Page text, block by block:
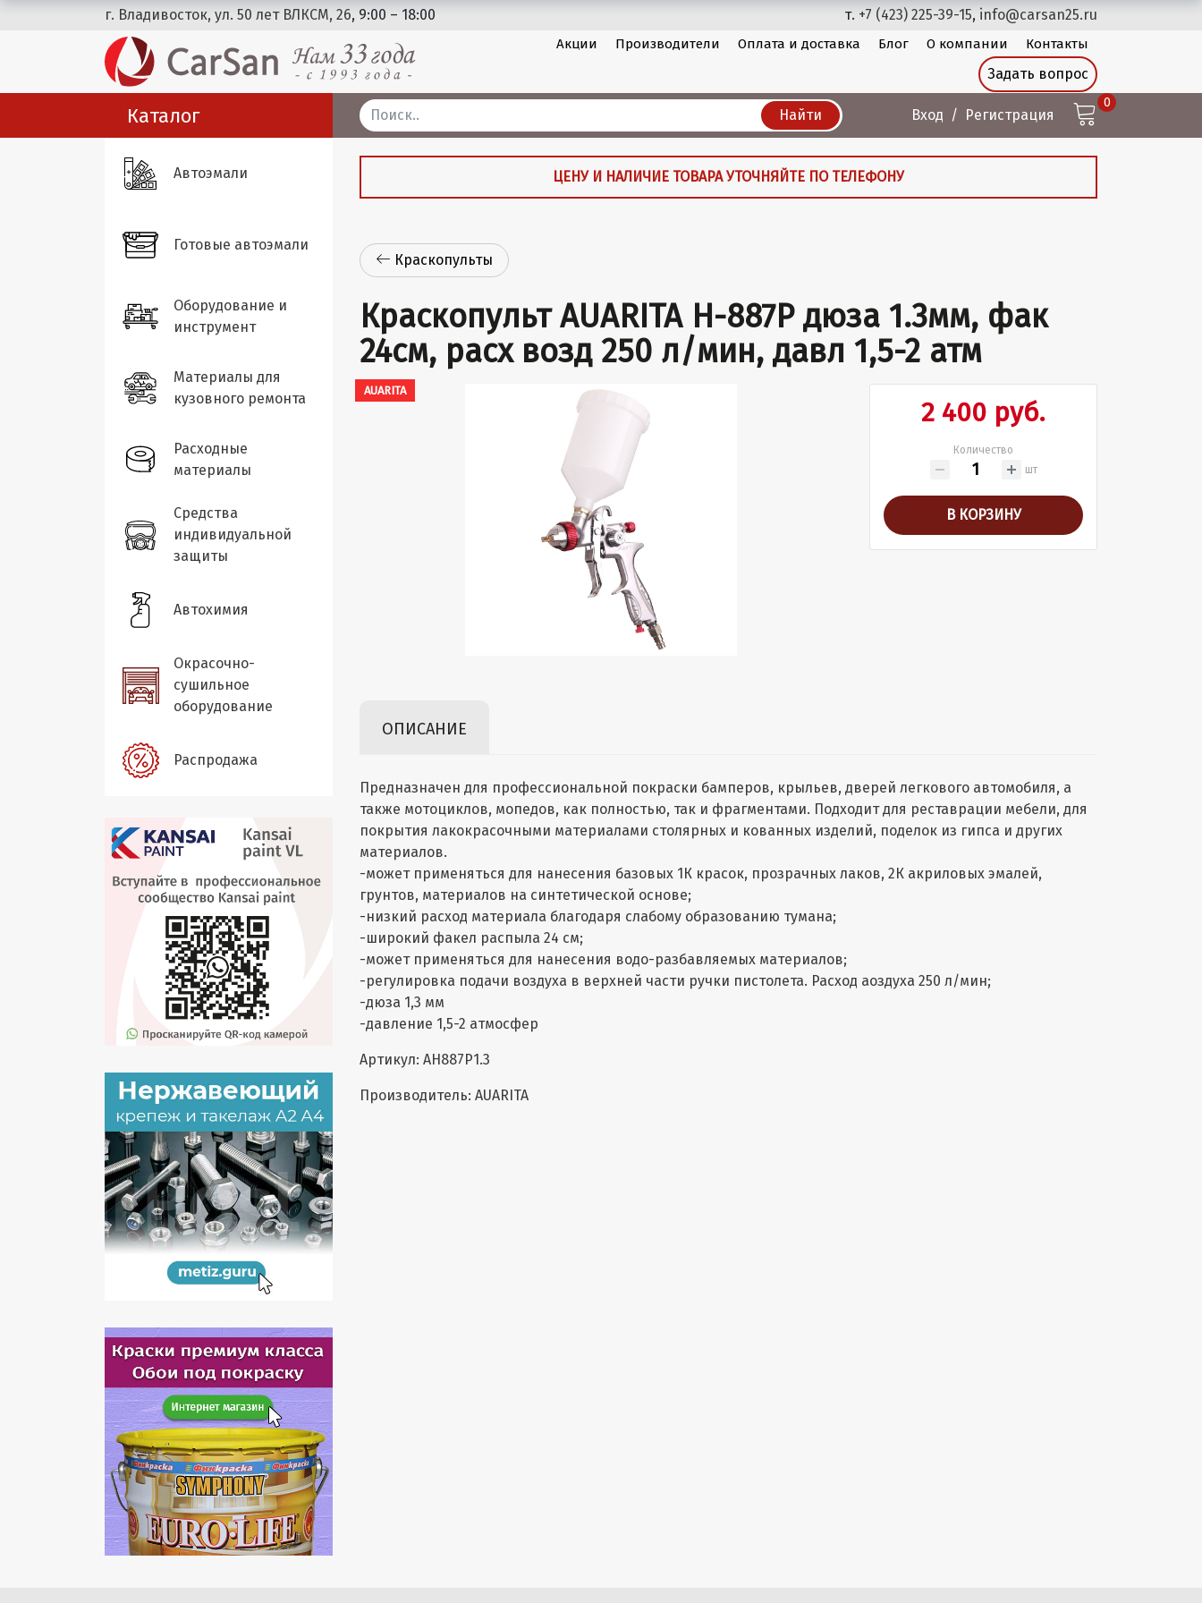
г. Владивосток, ул. 50 лет ВЛКСМ, 26, 9:00 – 18:00 т. +7 (423) 225-39-15, info@carsan25.ru
Акции Производители Оплата и доставка Блог О компании Контакты
Задать вопрос
Каталог Найти Вход Регистрация
0
Автоэмали
Готовые автоэмали
Оборудование и
инструмент
Материалы для
кузовного ремонта
Расходные
материалы
Средства
индивидуальной
защиты
Автохимия
Окрасочно-
сушильное
оборудование
Распродажа
ЦЕНУ И НАЛИЧИЕ ТОВАРА УТОЧНЯЙТЕ ПО ТЕЛЕФОНУ
Краскопульты
Краскопульт AUARITA H-887P дюза 1.3мм, фак
24см, расх возд 250 л/мин, давл 1,5-2 атм
AUARITA
2 400 руб.
Количество
шт
В КОРЗИНУ
ОПИСАНИЕ
Предназначен для профессиональной покраски бамперов, крыльев, дверей легкового автомобиля, а
также мотоциклов, мопедов, как полностью, так и фрагментами. Подходит для реставрации мебели, для
покрытия лакокрасочными материалами столярных и кованных изделий, поделок из гипса и других
материалов.
-может применяться для нанесения базовых 1К красок, прозрачных лаков, 2К акриловых эмалей,
грунтов, материалов на синтетической основе;
-низкий расход материала благодаря слабому образованию тумана;
-широкий факел распыла 24 см;
-может применяться для нанесения водо-разбавляемых материалов;
-регулировка подачи воздуха в верхней части ручки пистолета. Расход аоздуха 250 л/мин;
-дюза 1,3 мм
-давление 1,5-2 атмосфер
Артикул: AH887P1.3
Производитель: AUARITA